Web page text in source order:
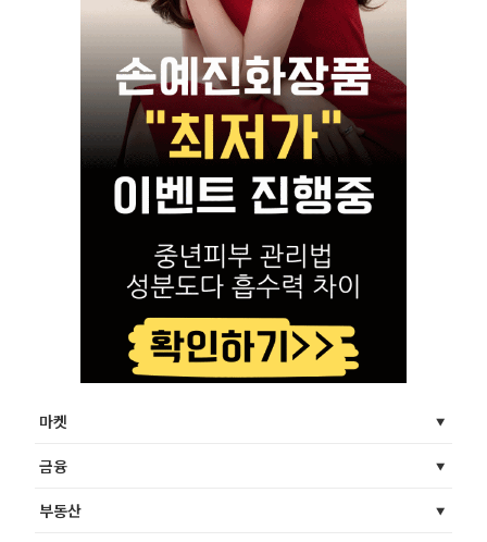
마켓
금융
부동산